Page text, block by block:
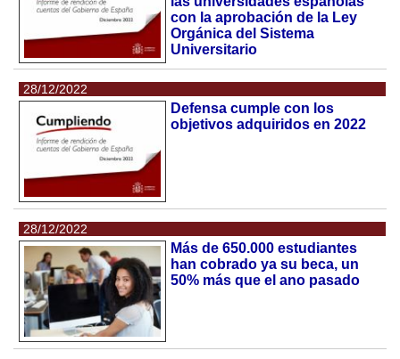
con la aprobación de la Ley
Orgánica del Sistema
Universitario
28/12/2022
Defensa cumple con los
objetivos adquiridos en 2022
28/12/2022
Más de 650.000 estudiantes
han cobrado ya su beca, un
50% más que el ano pasado